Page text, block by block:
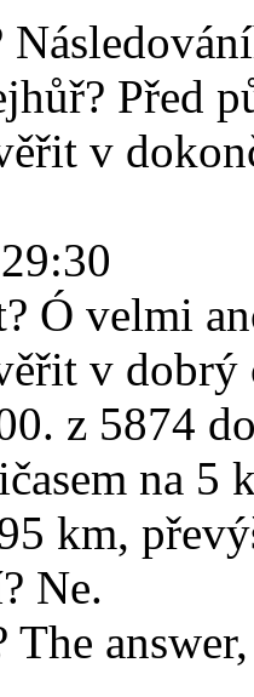
Před
v
Ó velmi
v dobrý
z 5874
na 5
km,
Ne.
The